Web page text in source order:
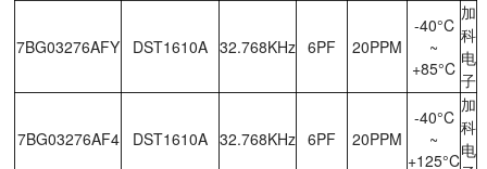
7BG03276AFY DST1610A 32.768KHz 6PF 20PPM
-40°C
~
+85°C
加
科
电
子
7BG03276AF4 DST1610A 32.768KHz 6PF 20PPM
-40°C
~
+125°C
加
科
电